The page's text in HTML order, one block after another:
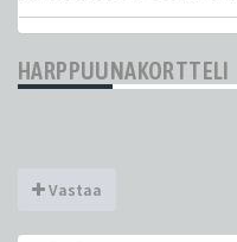
HARPPUUNAKORTTELI
Vastaa